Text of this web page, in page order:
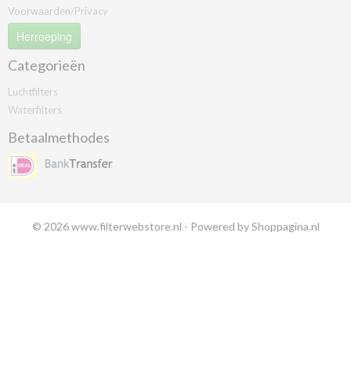
Voorwaarden/Privacy
Herroeping
Categorieën
Luchtfilters
Waterfilters
Betaalmethodes
© 2026 www.filterwebstore.nl - Powered by Shoppagina.nl